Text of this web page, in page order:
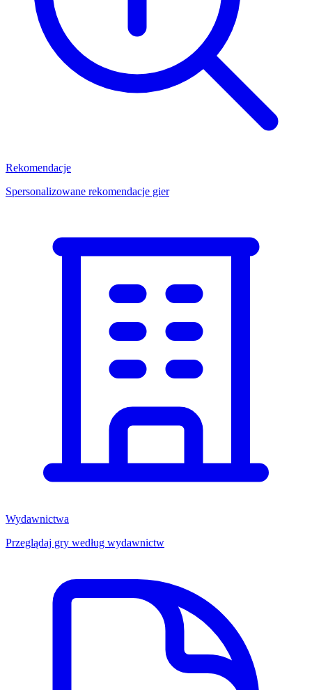
Rekomendacje
Spersonalizowane rekomendacje gier
Wydawnictwa
Przeglądaj gry według wydawnictw